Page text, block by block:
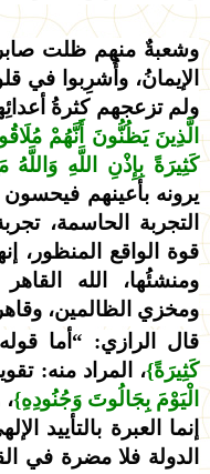
وشعبةٌ منهم ظلت
الإيمانُ، وأُشرِبوا في
ولم تزعجهم كثرةُ
الَّذِينَ يَظُنُّونَ أَنَّهُمْ
كَثِيرَةً بِإِذْنِ اللَّهِ وَاللَّهُ
يرونه بأعينهم
التجربة الحاسمة،
قوة الواقع المنظور،
ومنشئُها، الله
ومخزي الظالمين،
قال الرازي: “أما
كَثِيرَةً}، المراد منه:
الْيَوْمَ بِجَالُوتَ وَجُنُودِهِ}
إنما العبرة بالتأييد
الدولة فلا مضرة في